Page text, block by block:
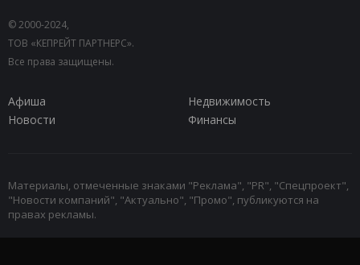
© 2000-2024,
ТОВ «КЕПРЕЙТ ПАРТНЕРС».
Все права защищены.
Афиша
Недвижимость
Новости
Финансы
Материалы, отмеченные знаками "Реклама", "PR", "Спецпроект",
"Новости компаний", "Актуально", "Промо", публикуются на
правах рекламы.